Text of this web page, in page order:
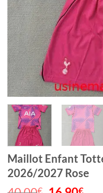
Maillot Enfant
2026/2027 Rose
€ €